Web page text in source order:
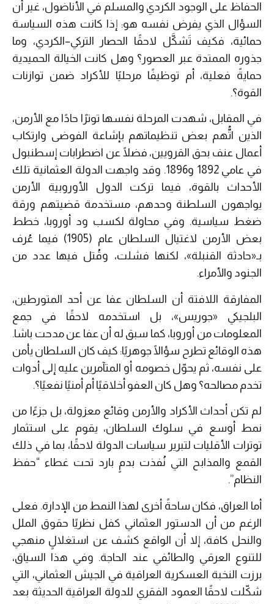
الحفاظ على الوجود الكردي والمسلم في الأناضول، غير أن
السؤال الذي يفرض نفسه هو: إذا كانت هذه السياسة
حمائية، فكيف تَشكَّل لاحقًا الحصار التركي–الكردي، وما
جذوره الممتدة عبر العصور؟ وهل كانت الخيالة الحميدية
حمايةً فعلية، أم توظيفًا مرحليًا للأكراد ضمن توازنات
القوة؟.
في المقابل، شهدت المرحلة نفسها توترًا حادًا مع الأرمن،
الذين اتُّهم بعض تنظيماتهم بإشاعة الفوضى وارتكاب
أعمال عنف بحق القرويين، فضلًا عن اضطرابات إسطنبول
في عامي 1892 و1896. وقد واجهت الدولة العثمانية تلك
الأحداث بالقوة، فيما تركت الدول الأوروبية الأرمن
يواجهون السلطنة وحدهم، مستخدمة قضيتهم ورقة
ضغط سياسية. وفي محاولة لكسب ود أوروبا، خطط
بعض الأرمن لاغتيال السلطان عام (1905) فيما عُرف
بـ«حادثة القنبلة»، لكنها فشلت، وقُتل فيها عدد من
الجنود والأمراء.
المفارقة اللافتة أن السلطان عفا عن أحد المتورطين،
البلجيكي «جوريس»، بل استخدمه لاحقًا في جمع
المعلومات من أوروبا، كما سبق له أن عفا عن مدحت باشا.
هذه الوقائع تطرح سؤالًا جوهريًا: كيف كان السلطان يأمن
على نفسه، ثم يحوّل خصومه أو المتآمرين عليه إلى أدوات
تخدم مصالحه؟ وهل كان العفو أخلاقيًا أم أمنيًا نفعيًا؟.
لم تكن أحداث الأكراد والأرمن وقائع معزولة، بل جزءًا من
نمط أوسع في سلوك السلطان، يقوم على استثمار
توترات الأقليات لتبرير سياسات الدولة لاحقًا، بما في ذلك
القمع والمذابح التي نُفذت بدمٍ بارد تحت غطاء “حفظ
النظام”.
أما العراق، فكان ساحةً أخرى لهذا النمط من الإدارة. فعلى
الرغم من أن الدستور العثماني كفل نظريًا حقوق الملل
والنحل كافة، إلا أن الواقع كشف عن استغلالٍ منهجي
للتنوع العرقي والطائفي عند الحاجة. وفي هذا السياق،
برزت النخبة العسكرية العراقية في الجيش العثماني، التي
شكّلت لاحقًا العمود الفقري للدولة العراقية الحديثة بعد